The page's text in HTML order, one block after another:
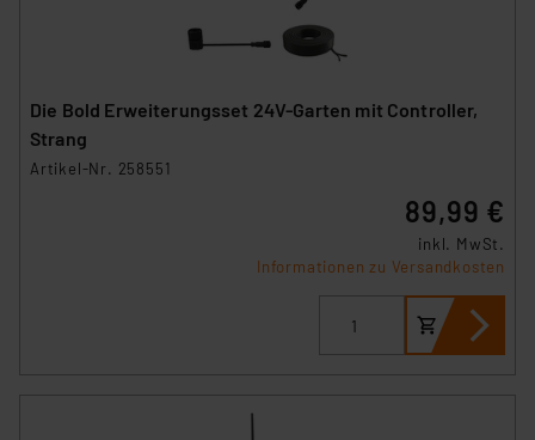
Die Bold Erweiterungsset 24V-Garten mit Controller,
Strang
Artikel-Nr. 258551
89,99 €
inkl. MwSt.
Informationen zu Versandkosten